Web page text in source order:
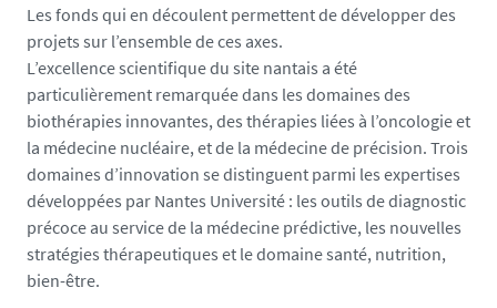
Les fonds qui en découlent permettent de développer des
projets sur l’ensemble de ces axes.
L’excellence scientifique du site nantais a été
particulièrement remarquée dans les domaines des
biothérapies innovantes, des thérapies liées à l’oncologie et
la médecine nucléaire, et de la médecine de précision. Trois
domaines d’innovation se distinguent parmi les expertises
développées par Nantes Université : les outils de diagnostic
précoce au service de la médecine prédictive, les nouvelles
stratégies thérapeutiques et le domaine santé, nutrition,
bien-être.